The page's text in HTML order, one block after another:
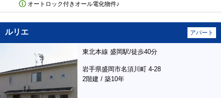
オートロック付きオール電化物件♪
ルリエ アパート
東北本線 盛岡駅/徒歩40分
岩手県盛岡市名須川町 4-28
2階建 / 築10年